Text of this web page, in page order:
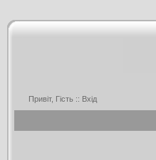
Привіт, Гість :: Вхід